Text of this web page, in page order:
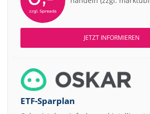
JETZT INFORMIEREN
ETF-Sparplan